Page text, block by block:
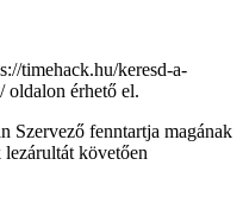
timehack.hu/keresd-a-
oldalon érhető el.
Szervező fenntartja magának
lezárultát követően